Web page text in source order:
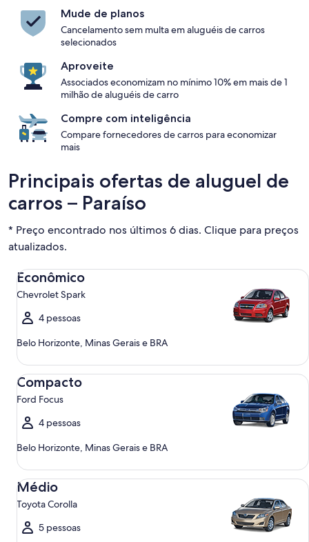
Mude de planos
Cancelamento sem multa em aluguéis de carros
selecionados
Aproveite
Associados economizam no mínimo 10% em mais de 1
milhão de aluguéis de carro
Compre com inteligência
Compare fornecedores de carros para economizar
mais
Principais ofertas de aluguel de
carros – Paraíso
* Preço encontrado nos últimos 6 dias. Clique para preços
atualizados.
Econômico
Chevrolet Spark
4 pessoas
Belo Horizonte, Minas Gerais e BRA
Econômico Chevrolet Spark
Compacto
Ford Focus
4 pessoas
Belo Horizonte, Minas Gerais e BRA
Compacto Ford Focus
Médio
Toyota Corolla
5 pessoas
Médio Toyota Corolla